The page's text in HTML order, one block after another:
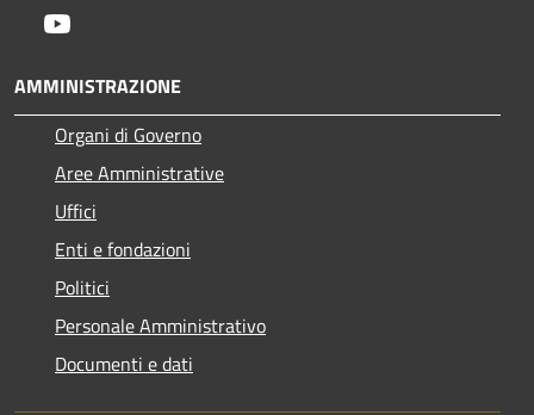
AMMINISTRAZIONE
Organi di Governo
Aree Amministrative
Uffici
Enti e fondazioni
Politici
Personale Amministrativo
Documenti e dati